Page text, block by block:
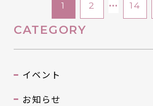
1 2 … 14
CATEGORY
イベント
お知らせ